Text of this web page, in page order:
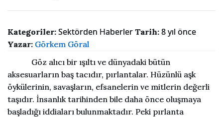
Kategoriler: Sektörden Haberler Tarih: 8 yıl önce
Yazar: Görkem Göral
Göz alıcı bir ışıltı ve dünyadaki bütün
aksesuarların baş tacıdır, pırlantalar. Hüzünlü aşk
öykülerinin, savaşların, efsanelerin ve mitlerin değerli
taşıdır. İnsanlık tarihinden bile daha önce oluşmaya
başladığı iddiaları bulunmaktadır. Peki pırlanta